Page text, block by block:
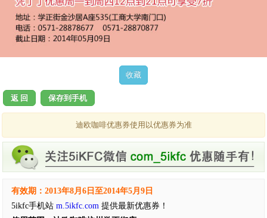
返 回 保存到手机
迪欧咖啡优惠券使用以优惠券为准
有效期：2013年8月6日至2014年5月9日
5ikfc手机站 m.5ikfc.com 提供最新优惠券！